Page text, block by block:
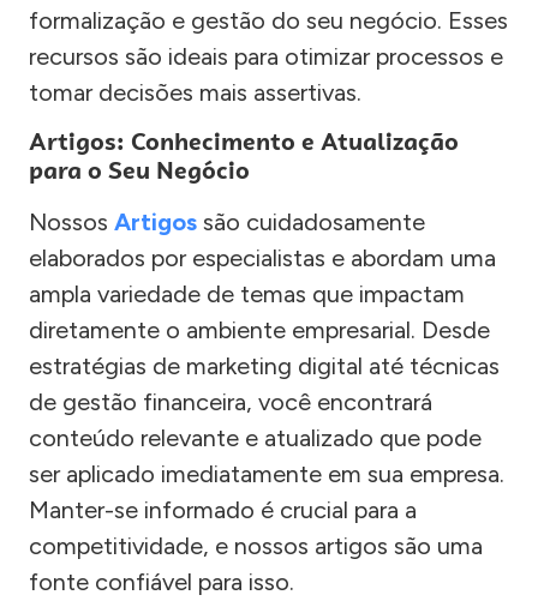
formalização e gestão do seu negócio. Esses
recursos são ideais para otimizar processos e
tomar decisões mais assertivas.
Artigos: Conhecimento e Atualização
para o Seu Negócio
Nossos Artigos são cuidadosamente
elaborados por especialistas e abordam uma
ampla variedade de temas que impactam
diretamente o ambiente empresarial. Desde
estratégias de marketing digital até técnicas
de gestão financeira, você encontrará
conteúdo relevante e atualizado que pode
ser aplicado imediatamente em sua empresa.
Manter-se informado é crucial para a
competitividade, e nossos artigos são uma
fonte confiável para isso.